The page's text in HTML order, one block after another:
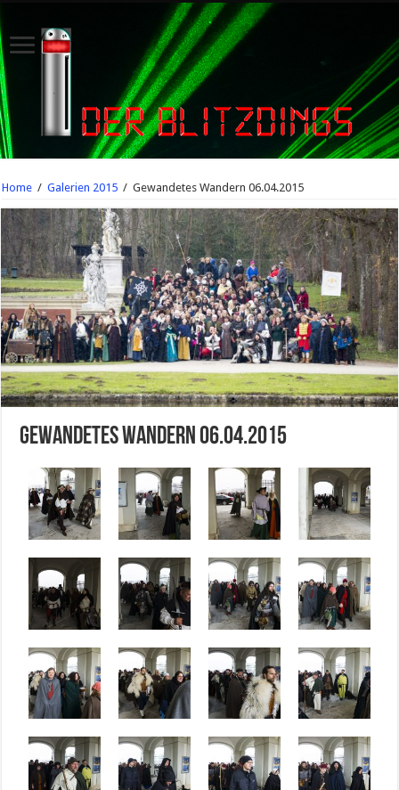
Home / Galerien 2015 / Gewandetes Wandern 06.04.2015
Gewandetes Wandern 06.04.2015